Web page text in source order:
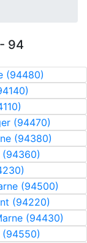
94
(94480)
(94470)
(94380)
(94360)
(94500)
(94220)
(94430)
(94550)